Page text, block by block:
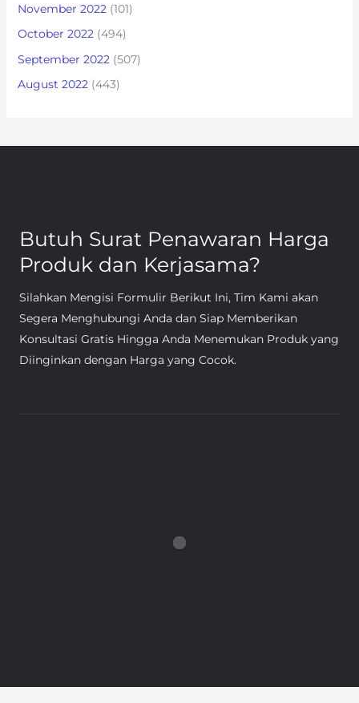
November 2022(101)
October 2022(494)
September 2022(507)
August 2022(443)
Butuh Surat Penawaran Harga
Produk dan Kerjasama?
Silahkan Mengisi Formulir Berikut Ini, Tim Kami akan
Segera Menghubungi Anda dan Siap Memberikan
Konsultasi Gratis Hingga Anda Menemukan Produk yang
Diinginkan dengan Harga yang Cocok.